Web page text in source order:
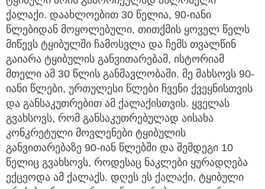
ქალაქი. დაახლოებით 30 წელია, 90-იანი
წლებიდან მოყოლებული, თითქმის ყოველ წელს
მიწევს ტყიბულში ჩამოსვლა და ჩემს თვალწინ
გაიარა ტყიბულის განვითარებამ, ისტორიამ
მთელი ამ 30 წლის განმავლობაში. მე მახსოვს 90-
იანი წლები, ურთულესი წლები ჩვენი ქვეყნისთვის
და განსაკუთრებით ამ ქალაქისთვის. ყველას
გვახსოვს, რომ განსაკუთრებულად აისახა
კონკრეტული მოვლენები ტყიბულის
განვითარებაზე 90-იან წლებში და შემდეგი 10
წელიც გვახსოვს, როდესაც ნაკლები ყურადღება
ექცეოდა ამ ქალაქს. დღეს ეს ქალაქი, ტყიბული